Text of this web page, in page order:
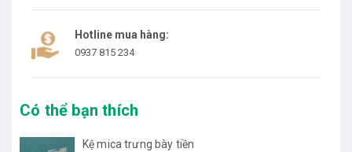
Hotline mua hàng:
0937 815 234
Có thể bạn thích
Kệ mica trưng bày tiền